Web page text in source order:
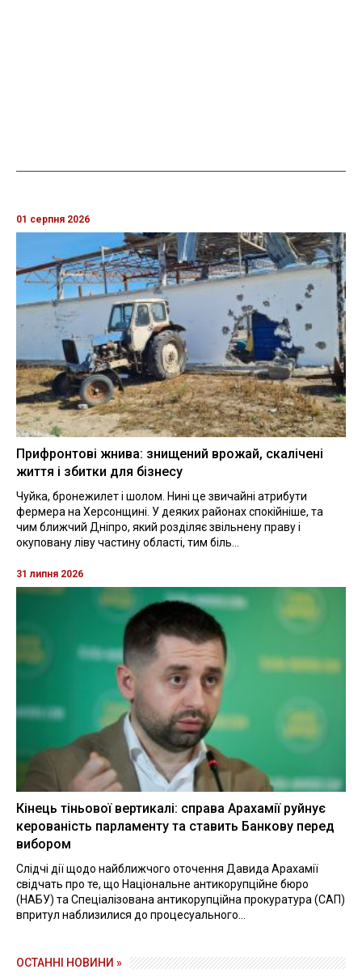
01 серпня 2026
Прифронтові жнива: знищений врожай, скалічені
життя і збитки для бізнесу
Чуйка, бронежилет і шолом. Нині це звичайні атрибути
фермера на Херсонщині. У деяких районах спокійніше, та
чим ближчий Дніпро, який розділяє звільнену праву і
окуповану ліву частину області, тим біль...
31 липня 2026
Кінець тіньової вертикалі: справа Арахамії руйнує
керованість парламенту та ставить Банкову перед
вибором
Слідчі дії щодо найближчого оточення Давида Арахамії
свідчать про те, що Національне антикорупційне бюро
(НАБУ) та Спеціалізована антикорупційна прокуратура (САП)
впритул наблизилися до процесуального...
ОСТАННІ НОВИНИ »